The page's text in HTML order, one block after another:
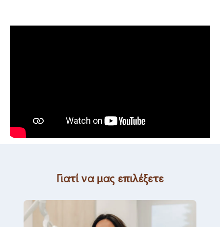
Γιατί να μας επιλέξετε